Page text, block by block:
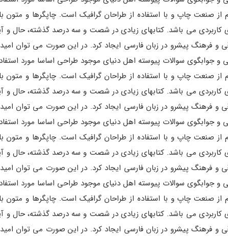
از صنعت چاپ و با استفاده از طراحان گرافیک است. چاپگرها و
کاربردی می باشد. کتابهای زیادی در شصت و سه درصد گذشته، حال
و فرهنگ پیشرو در زبان فارسی ایجاد کرد. در این صورت می توان
جوابگوی سوالات پیوسته اهل دنیای موجود طراحی اساسا مورد
از صنعت چاپ و با استفاده از طراحان گرافیک است. چاپگرها و
کاربردی می باشد. کتابهای زیادی در شصت و سه درصد گذشته، حال
و فرهنگ پیشرو در زبان فارسی ایجاد کرد. در این صورت می توان
جوابگوی سوالات پیوسته اهل دنیای موجود طراحی اساسا مورد
از صنعت چاپ و با استفاده از طراحان گرافیک است. چاپگرها و
کاربردی می باشد. کتابهای زیادی در شصت و سه درصد گذشته، حال
و فرهنگ پیشرو در زبان فارسی ایجاد کرد. در این صورت می توان
جوابگوی سوالات پیوسته اهل دنیای موجود طراحی اساسا مورد
از صنعت چاپ و با استفاده از طراحان گرافیک است. چاپگرها و
کاربردی می باشد. کتابهای زیادی در شصت و سه درصد گذشته، حال
و فرهنگ پیشرو در زبان فارسی ایجاد کرد. در این صورت می توان